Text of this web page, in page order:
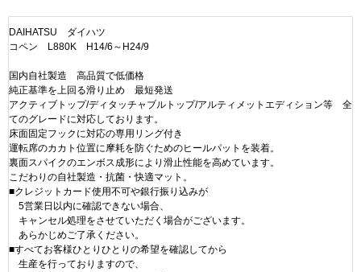
DAIHATSU ダイハツ
コペン L880K H14/6～H24/9
国内自社製造 高品質で低価格
純正基準を上回る滑り止め 最短発送
アクティブトップ/ディタッチャブルトップ/アルティメットエディション等 全
てのグレードに対応しております。
床面固定フックに対応の専用リング付き
運転席のカカト位置に摩耗を防ぐためのヒールパットを装着。
裏面スパイクのエンボス成形により滑止性能を高めています。
こだわりの自社製造・抗菌・快適マット。
■クレジットカード使用不可や銀行振り込みが
5営業日以内に確認できない場合、
キャンセル処理をさせていただく場合がございます。
あらかじめご了承ください。
■すべてお客様ひとりひとりの希望を確認してから
生産を行っておりますので、